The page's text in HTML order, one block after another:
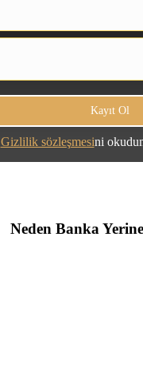
Gizlilik sözleşmesini
Neden Banka